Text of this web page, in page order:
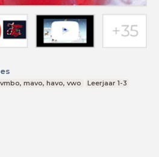
vmbo, mavo, havo, vwo Leerjaar 1-3